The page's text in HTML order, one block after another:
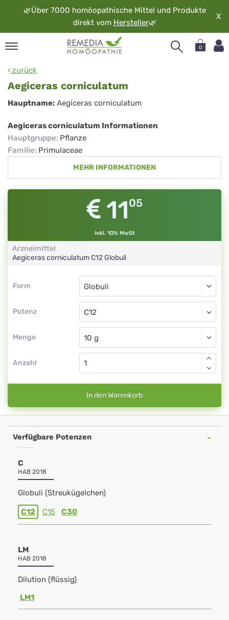
🌿Über 7000 homöopathische Mittel und Produkte
direkt vom Hersteller🌿
X
0
zurück
Aegiceras corniculatum
Aegiceras
corniculatum
Hauptname: Aegiceras corniculatum
Aegiceras corniculatum Informationen
Hauptgruppe: Pflanze
Familie: Primulaceae
MEHR INFORMATIONEN
1105
inkl. 10% MwSt
Arzneimittel
Aegiceras corniculatumC12Globuli
Form
Form
Potenz
Globuli
C12
Menge
Globuli
Anzahl
In den Warenkorb
Verfügbare Potenzen
C
HAB 2018
Globuli (Streukügelchen)
C12 C15 C30
LM
HAB 2018
Dilution (flüssig)
LM1